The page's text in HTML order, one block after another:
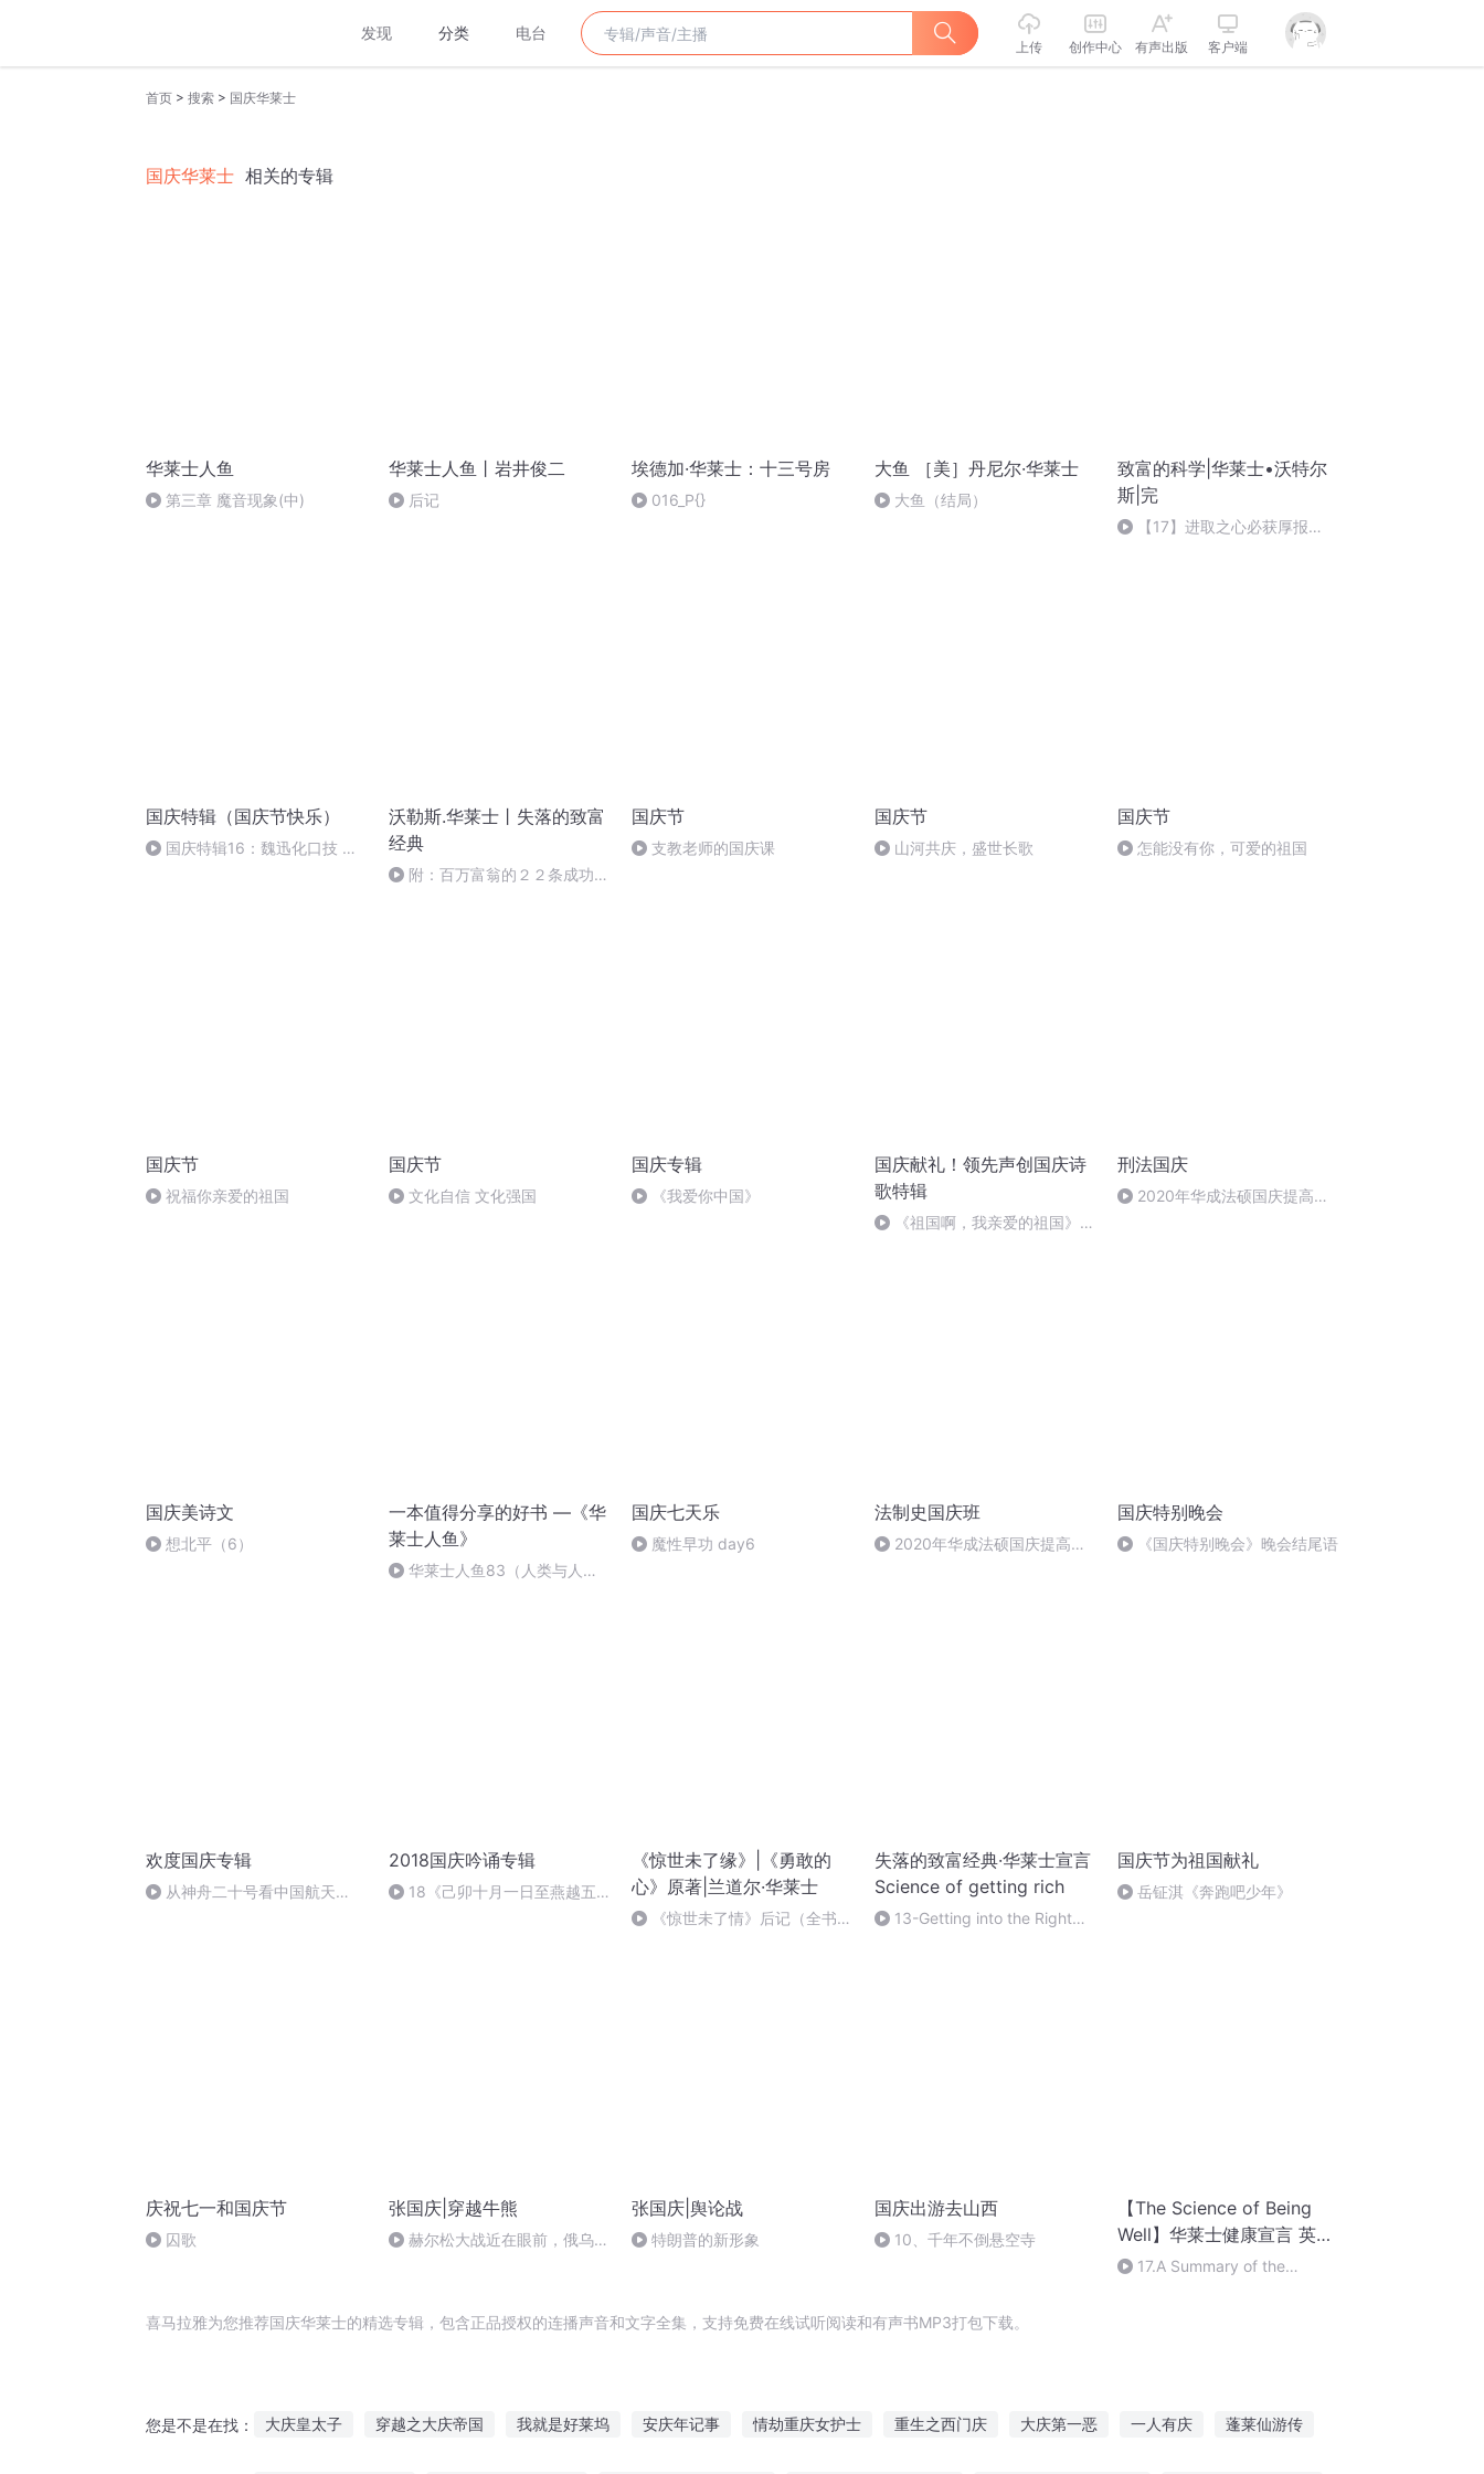
发现 分类 电台
上传 创作中心 有声出版 客户端
首页 > 搜索 > 国庆华莱士
国庆华莱士 相关的专辑
华莱士人鱼
第三章 魔音现象(中)
华莱士人鱼丨岩井俊二
后记
埃德加·华莱士：十三号房
016_P{}
大鱼 ［美］丹尼尔·华莱士
大鱼（结局）
致富的科学|华莱士•沃特尔
斯|完
【17】进取之心必获厚报
国庆特辑（国庆节快乐）
国庆特辑16：魏迅化口技 二
沃勒斯.华莱士丨失落的致富
经典
附：百万富翁的２２条成功哲
国庆节
支教老师的国庆课
国庆节
山河共庆，盛世长歌
国庆节
怎能没有你，可爱的祖国
国庆节
祝福你亲爱的祖国
国庆节
文化自信 文化强国
国庆专辑
《我爱你中国》
国庆献礼！领先声创国庆诗
歌特辑
《祖国啊，我亲爱的祖国》温
刑法国庆
2020年华成法硕国庆提高班
国庆美诗文
想北平（6）
一本值得分享的好书 —《华
莱士人鱼》
华莱士人鱼83（人类与人鱼
国庆七天乐
魔性早功 day6
法制史国庆班
2020年华成法硕国庆提高班
国庆特别晚会
《国庆特别晚会》晚会结尾语
欢度国庆专辑
从神舟二十号看中国航天
2018国庆吟诵专辑
18《己卯十月一日至燕越五
《惊世未了缘》|《勇敢的
心》原著|兰道尔·华莱士
《惊世未了情》后记（全书
失落的致富经典·华莱士宣言
Science of getting rich
13-Getting into the Right
国庆节为祖国献礼
岳钲淇《奔跑吧少年》
庆祝七一和国庆节
囚歌
张国庆|穿越牛熊
赫尔松大战近在眼前，俄乌冲
张国庆|舆论战
特朗普的新形象
国庆出游去山西
10、千年不倒悬空寺
【The Science of Being
Well】华莱士健康宣言 英文
版 17.A Summary of the
喜马拉雅为您推荐国庆华莱士的精选专辑，包含正品授权的连播声音和文字全集，支持免费在线试听阅读和有声书MP3打包下载。
您是不是在找： 大庆皇太子 穿越之大庆帝国 我就是好莱坞 安庆年记事 情劫重庆女护士 重生之西门庆 大庆第一恶 一人有庆 蓬莱仙游传